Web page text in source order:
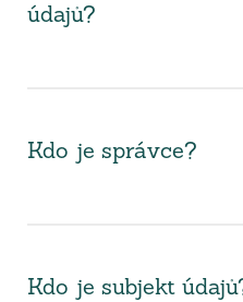
údajů?
Kdo je správce?
Kdo je subjekt